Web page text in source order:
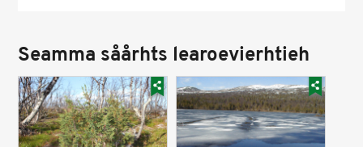
Seamma såårhts learoevierhtieh